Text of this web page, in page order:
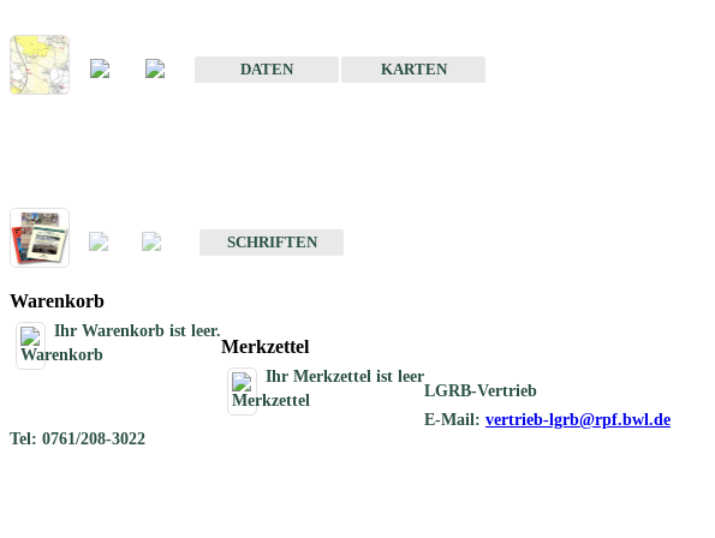
DATEN
KARTEN
SCHRIFTEN
Warenkorb
Ihr Warenkorb ist leer.
Merkzettel
Ihr Merkzettel ist leer
LGRB-Vertrieb
E-Mail: vertrieb-lgrb@rpf.bwl.de
Tel: 0761/208-3022